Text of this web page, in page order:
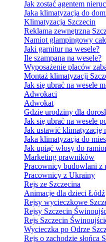
Jak zostać agentem
Jaka klimatyzacja do
Klimatyzacja Szczecin
Reklama zewnętrzna
Namiot glampingowy
Jaki garnitur na wesele?
Ile szampana na wesele?
Wyposażenie placów
Montaż klimatyzacji
Jak się ubrać na wesele
Adwokaci
Adwokat
Gdzie urodziny dla
Jak się ubrać na wesele
Jak ustawić klimatyzację
Jaka klimatyzacja do
Jak upiąć włosy do
Marketing prawników
Pracownicy budowlani z
Pracownicy z Ukrainy
Rejs ze Szczecina
Animacje dla dzieci Łódź
Rejsy wycieczkowe
Rejsy Szczecin
Rejs Szczecin
Wycieczka po Odrze
Rejs o zachodzie słońca